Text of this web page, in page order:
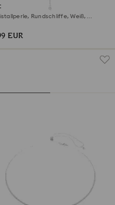
Y-Halskette
Rundschliffe, Weiß,
EUR